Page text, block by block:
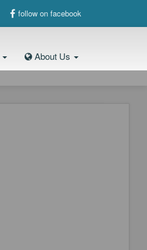
follow on facebook
About Us